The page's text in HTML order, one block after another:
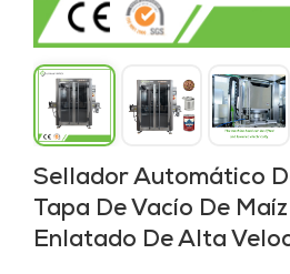
Sellador Automático
Tapa De Vacío De
Enlatado De Alta